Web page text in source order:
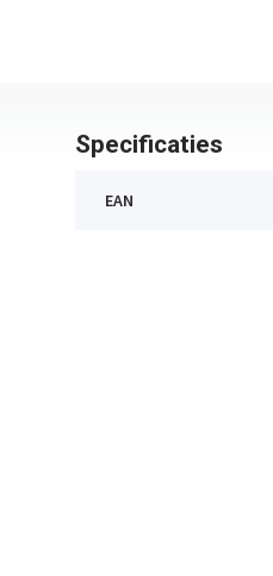
Specificaties
EAN